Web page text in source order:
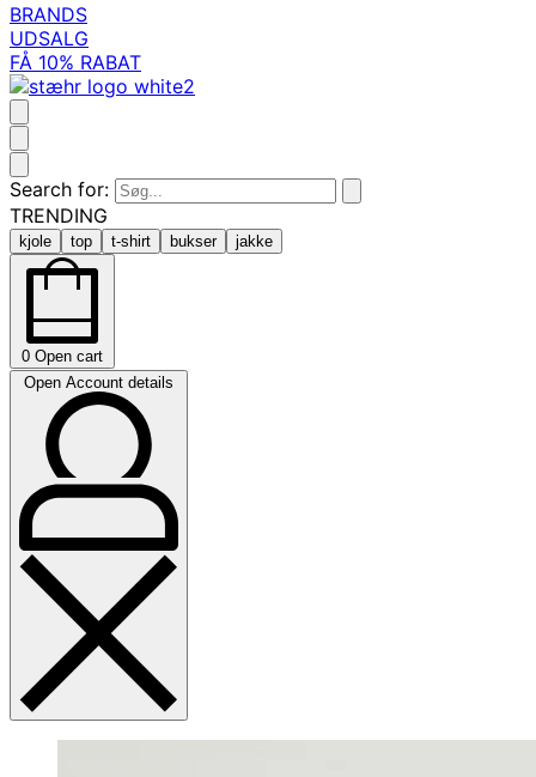
BRANDS
UDSALG
FÅ 10% RABAT
Search for:
TRENDING
kjole top t-shirt bukser jakke
0 Open cart
Open Account details